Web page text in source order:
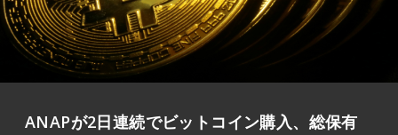
ANAPが2日連続でビットコイン購入、総保有